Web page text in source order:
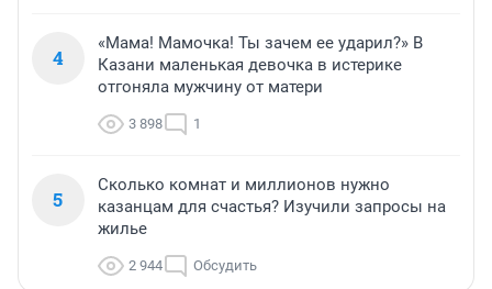
4
«Мама! Мамочка! Ты зачем ее ударил?» В
Казани маленькая девочка в истерике
отгоняла мужчину от матери
3 898 1
5
Сколько комнат и миллионов нужно
казанцам для счастья? Изучили запросы на
жилье
2 944 Обсудить